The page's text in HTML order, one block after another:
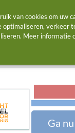
cashback
Ga
van cookies om uw
optimaliseren, verkeer
Meer informatie